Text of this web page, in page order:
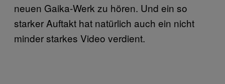
neuen Gaika-Werk zu hören. Und ein so
starker Auftakt hat natürlich auch ein nicht
minder starkes Video verdient.